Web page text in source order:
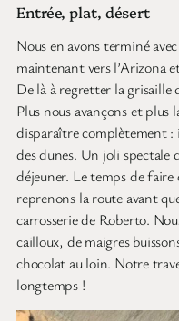
Entrée, plat, désert
Nous en avons terminé
maintenant vers l’Arizona
De là à regretter la grisaille
Plus nous avançons et
disparaître complètement :
des dunes. Un joli spectale
déjeuner. Le temps de
reprenons la route avant
carrosserie de Roberto.
cailloux, de maigres
chocolat au loin. Notre
longtemps !